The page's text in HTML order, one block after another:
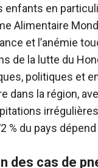
enfants en
Alimentaire
et l’anémie
de la lutte du
politiques et
dans la région,
% du pays
des cas de